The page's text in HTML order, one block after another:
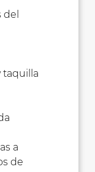
taquilla
a
de